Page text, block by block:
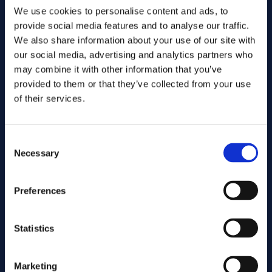
We use cookies to personalise content and ads, to
provide social media features and to analyse our traffic.
We also share information about your use of our site with
our social media, advertising and analytics partners who
may combine it with other information that you’ve
provided to them or that they’ve collected from your use
of their services.
Selection
Necessary
Preferences
Statistics
Marketing
Industriella system med rena nickellegeringar
Miljöer som bör undvikas
Applikationer som kräver mycket hög temperaturhållfasthet
Miljöer där mer höglegerade svetsmaterial krävs
Draghållfasthet
Smältintervall ~1430–1450 °C
Alloy 61 är ett beprövat tillsatsmaterial för svetsning av
Lägg till i offert
alloy 61
Form:
Welding
Dim. (mm): 3.00
Warehouse:
Lägg till i offert
Alloys:
Dim. (mm):
Art.nr .... CN110